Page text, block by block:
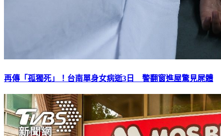
再傳「孤獨死」！台南單身女病逝3日 警翻窗進屋驚見屍體